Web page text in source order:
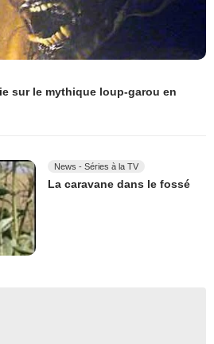
sur le mythique loup-garou en
News - Séries à la TV
La caravane dans le fossé